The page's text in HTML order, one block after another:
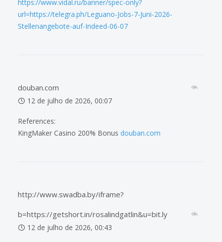
https://www.vidal.ru/banner/spec-only?
url=https://telegra.ph/Leguano-Jobs-7-Juni-2026-
Stellenangebote-auf-Indeed-06-07
douban.com
12 de julho de 2026, 00:07
References:
KingMaker Casino 200% Bonus douban.com
http://www.swadba.by/iframe?
b=https://getshort.in/rosalindgatlin&u=bit.ly
12 de julho de 2026, 00:43